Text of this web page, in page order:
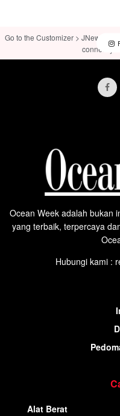
Go to the Customizer > JNews :
connect
Ocean Week adalah bukan
yang terbaik, terpercaya
Hubungi kami :
Alat Berat